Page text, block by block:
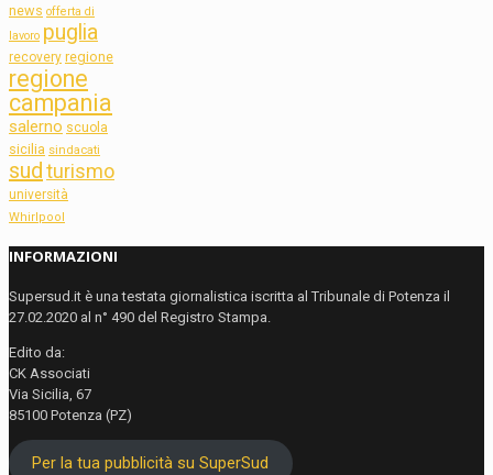
news offerta di
lavoro puglia
recovery regione
regione
campania
salerno scuola
sicilia sindacati
sudturismo
università
Whirlpool
INFORMAZIONI
Supersud.it è una testata giornalistica iscritta al Tribunale di Potenza il
27.02.2020 al n° 490 del Registro Stampa.
Edito da:
CK Associati
Via Sicilia, 67
85100 Potenza (PZ)
Per la tua pubblicità su SuperSud